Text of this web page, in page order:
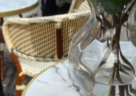
Se kurvKasse